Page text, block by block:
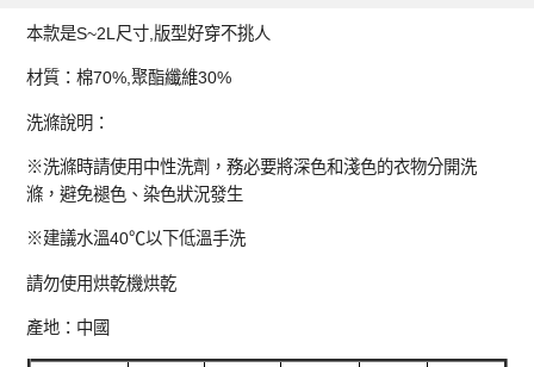
本款是S~2L尺寸,版型好穿不挑人
材質：棉70%,聚酯纖維30%
洗滌說明：
※洗滌時請使用中性洗劑，務必要將深色和淺色的衣物分開洗
滌，避免褪色、染色狀況發生
※建議水溫40℃以下低溫手洗
請勿使用烘乾機烘乾
產地：中國